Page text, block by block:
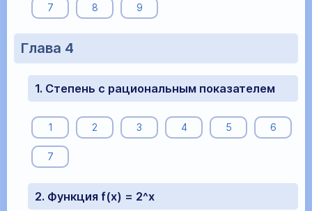
7 8 9
Глава 4
1. Степень с рациональным показателем
1 2 3 4 5 6
7
2. Функция f(x) = 2^x